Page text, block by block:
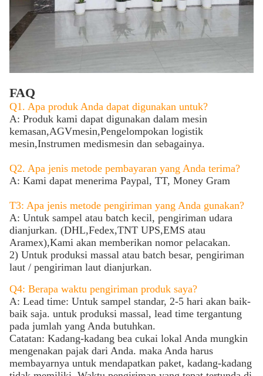
FAQ
Q1. Apa produk Anda dapat digunakan untuk?
A: Produk kami dapat digunakan dalam mesin
kemasan,AGVmesin,Pengelompokan logistik
mesin,Instrumen medismesin dan sebagainya.
Q2. Apa jenis metode pembayaran yang Anda terima?
A: Kami dapat menerima Paypal, TT, Money Gram
T3: Apa jenis metode pengiriman yang Anda gunakan?
A: Untuk sampel atau batch kecil, pengiriman udara
dianjurkan. (DHL,Fedex,TNT UPS,EMS atau
Aramex),Kami akan memberikan nomor pelacakan.
2) Untuk produksi massal atau batch besar, pengiriman
laut / pengiriman laut dianjurkan.
Q4: Berapa waktu pengiriman produk saya?
A: Lead time: Untuk sampel standar, 2-5 hari akan baik-
baik saja. untuk produksi massal, lead time tergantung
pada jumlah yang Anda butuhkan.
Catatan: Kadang-kadang bea cukai lokal Anda mungkin
mengenakan pajak dari Anda. maka Anda harus
membayarnya untuk mendapatkan paket, kadang-kadang